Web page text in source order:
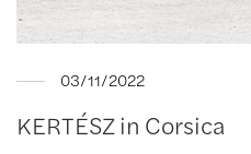
03/11/2022
KERTÉSZ in Corsica